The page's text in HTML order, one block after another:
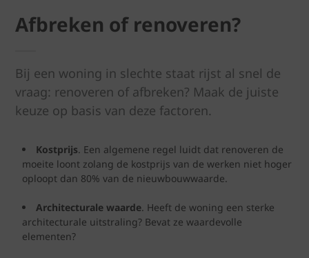
Afbreken of renoveren?
Bij een woning in slechte staat rijst al snel de
vraag: renoveren of afbreken? Maak de juiste
keuze op basis van deze factoren.
Kostprijs. Een algemene regel luidt dat renoveren de
moeite loont zolang de kostprijs van de werken niet hoger
oploopt dan 80% van de nieuwbouwwaarde.
Architecturale waarde. Heeft de woning een sterke
architecturale uitstraling? Bevat ze waardevolle
elementen?